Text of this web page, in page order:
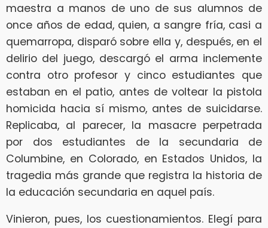
maestra a manos de uno de sus alumnos de
once años de edad, quien, a sangre fría, casi a
quemarropa, disparó sobre ella y, después, en el
delirio del juego, descargó el arma inclemente
contra otro profesor y cinco estudiantes que
estaban en el patio, antes de voltear la pistola
homicida hacia sí mismo, antes de suicidarse.
Replicaba, al parecer, la masacre perpetrada
por dos estudiantes de la secundaria de
Columbine, en Colorado, en Estados Unidos, la
tragedia más grande que registra la historia de
la educación secundaria en aquel país.
Vinieron, pues, los cuestionamientos. Elegí para